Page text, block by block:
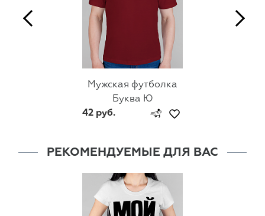
Мужская футболка
Буква Ю
42 руб.
РЕКОМЕНДУЕМЫЕ ДЛЯ ВАС